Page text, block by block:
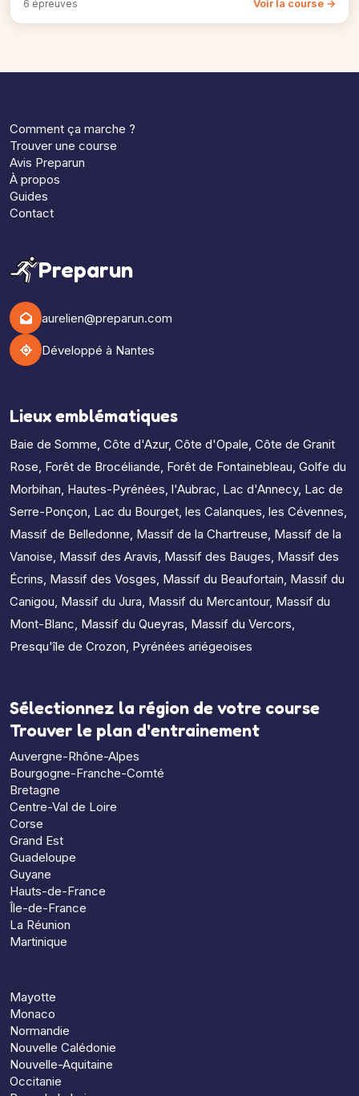
6 épreuves Voir la course →
Comment ça marche ?
Trouver une course
Avis Preparun
À propos
Guides
Contact
Preparun
aurelien@preparun.com
Développé à Nantes
Lieux emblématiques
Baie de Somme, Côte d'Azur, Côte d'Opale, Côte de Granit
Rose, Forêt de Brocéliande, Forêt de Fontainebleau, Golfe du
Morbihan, Hautes-Pyrénées, l'Aubrac, Lac d'Annecy, Lac de
Serre-Ponçon, Lac du Bourget, les Calanques, les Cévennes,
Massif de Belledonne, Massif de la Chartreuse, Massif de la
Vanoise, Massif des Aravis, Massif des Bauges, Massif des
Écrins, Massif des Vosges, Massif du Beaufortain, Massif du
Canigou, Massif du Jura, Massif du Mercantour, Massif du
Mont-Blanc, Massif du Queyras, Massif du Vercors,
Presqu'île de Crozon, Pyrénées ariégeoises
Sélectionnez la région de votre course
Trouver le plan d'entrainement
Auvergne-Rhône-Alpes
Bourgogne-Franche-Comté
Bretagne
Centre-Val de Loire
Corse
Grand Est
Guadeloupe
Guyane
Hauts-de-France
Île-de-France
La Réunion
Martinique
Mayotte
Monaco
Normandie
Nouvelle Calédonie
Nouvelle-Aquitaine
Occitanie